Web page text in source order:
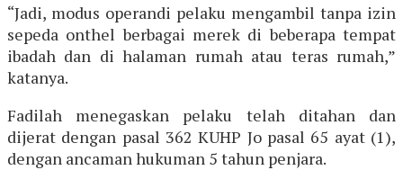
“Jadi, modus operandi pelaku mengambil tanpa izin
sepeda onthel berbagai merek di beberapa tempat
ibadah dan di halaman rumah atau teras rumah,”
katanya.
Fadilah menegaskan pelaku telah ditahan dan
dijerat dengan pasal 362 KUHP Jo pasal 65 ayat (1),
dengan ancaman hukuman 5 tahun penjara.